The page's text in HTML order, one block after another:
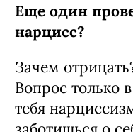
Еще один
нарцисс?
Зачем
Вопрос только
тебя